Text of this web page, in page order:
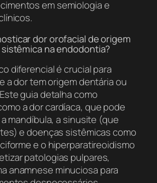
em semiologia e
dor orofacial de origem
na endodontia?
diferencial é crucial para
a dor tem origem dentária ou
guia detalha como
a dor cardíaca, que pode
mandíbula, a sinusite (que
e doenças sistêmicas como
e o hiperparatireoidismo
patologias pulpares,
anamnese minuciosa para